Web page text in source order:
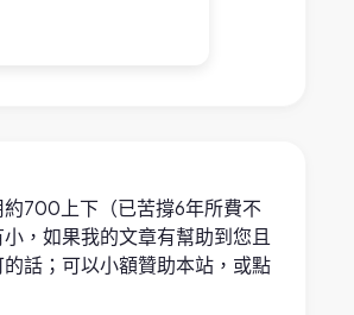
700上下（已苦撐6年所費不
，如果我的文章有幫助到您且
話；可以小額贊助本站，或點